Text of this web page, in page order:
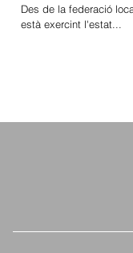
Des de la federació
està exercint l'estat...